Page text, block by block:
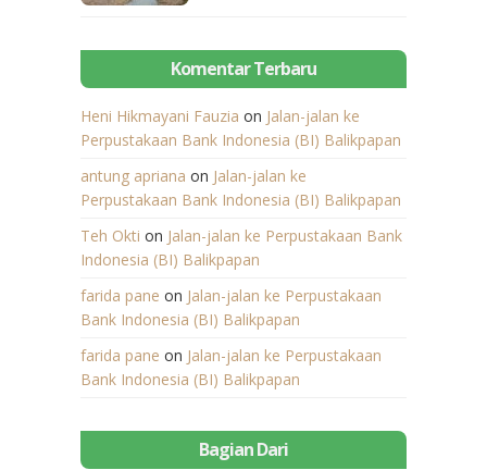
Komentar Terbaru
Heni Hikmayani Fauzia on Jalan-jalan ke
Perpustakaan Bank Indonesia (BI) Balikpapan
antung apriana on Jalan-jalan ke
Perpustakaan Bank Indonesia (BI) Balikpapan
Teh Okti on Jalan-jalan ke Perpustakaan Bank
Indonesia (BI) Balikpapan
farida pane on Jalan-jalan ke Perpustakaan
Bank Indonesia (BI) Balikpapan
farida pane on Jalan-jalan ke Perpustakaan
Bank Indonesia (BI) Balikpapan
Bagian Dari